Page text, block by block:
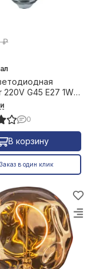
₽
220V G45 Е27 1W
26795
0
В корзину
в один клик